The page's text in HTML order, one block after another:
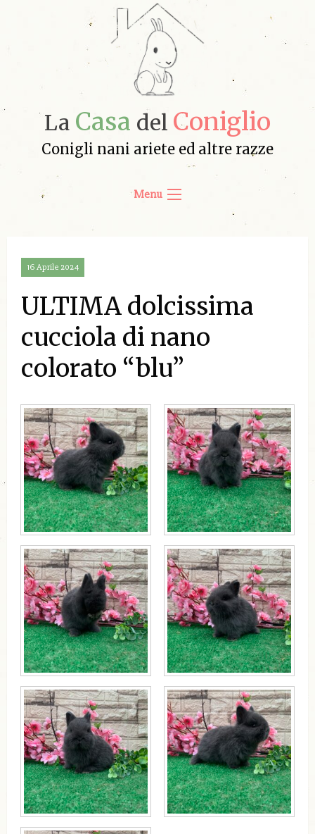
La Casa del Coniglio
Conigli nani ariete ed altre razze
Menu
16 Aprile 2024
ULTIMA dolcissima
cucciola di nano
colorato “blu”